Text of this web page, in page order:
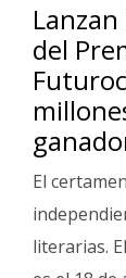
del
El
literarias.